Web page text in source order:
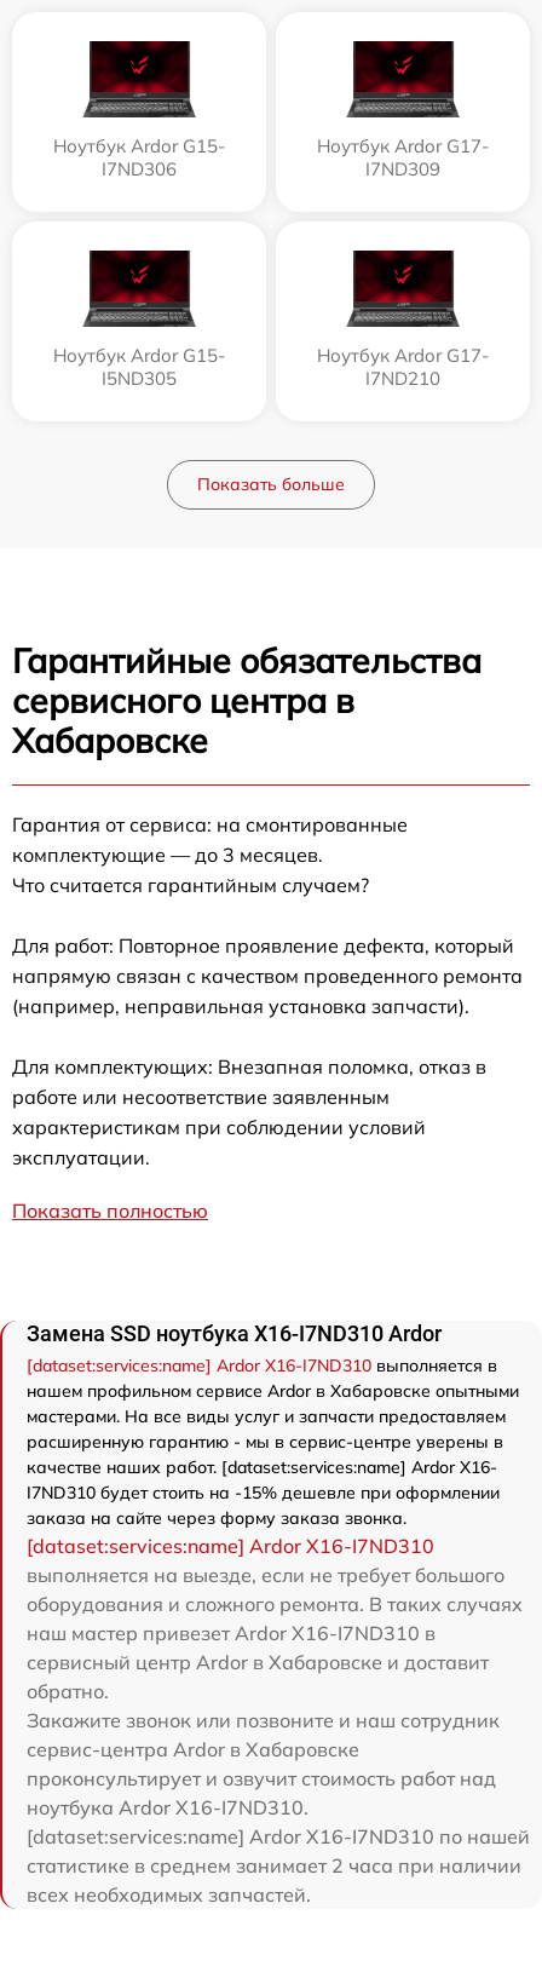
Ноутбук Ardor G15-
I7ND306
Ноутбук Ardor G17-
I7ND309
Ноутбук Ardor G15-
I5ND305
Ноутбук Ardor G17-
I7ND210
Показать больше
Гарантийные обязательства
сервисного центра в
Хабаровске
Гарантия от сервиса: на смонтированные
комплектующие — до 3 месяцев.
Что считается гарантийным случаем?
Для работ: Повторное проявление дефекта, который
напрямую связан с качеством проведенного ремонта
(например, неправильная установка запчасти).
Для комплектующих: Внезапная поломка, отказ в
работе или несоответствие заявленным
характеристикам при соблюдении условий
эксплуатации.
Показать полностью
Замена SSD ноутбука X16-I7ND310 Ardor
[dataset:services:name] Ardor X16-I7ND310 выполняется в
нашем профильном сервисе Ardor в Хабаровске опытными
мастерами. На все виды услуг и запчасти предоставляем
расширенную гарантию - мы в сервис-центре уверены в
качестве наших работ. [dataset:services:name] Ardor X16-
I7ND310 будет стоить на -15% дешевле при оформлении
заказа на сайте через форму заказа звонка.
[dataset:services:name] Ardor X16-I7ND310
выполняется на выезде, если не требует большого
оборудования и сложного ремонта. В таких случаях
наш мастер привезет Ardor X16-I7ND310 в
сервисный центр Ardor в Хабаровске и доставит
обратно.
Закажите звонок или позвоните и наш сотрудник
сервис-центра Ardor в Хабаровске
проконсультирует и озвучит стоимость работ над
ноутбука Ardor X16-I7ND310.
[dataset:services:name] Ardor X16-I7ND310 по нашей
статистике в среднем занимает 2 часа при наличии
всех необходимых запчастей.